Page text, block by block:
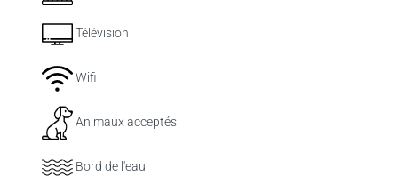
Télévision
Wifi
Animaux acceptés
Bord de l'eau